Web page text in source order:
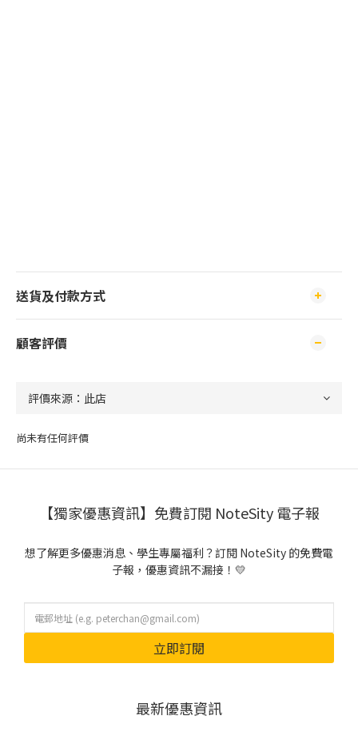
送貨及付款方式
顧客評價
尚未有任何評價
【獨家優惠資訊】免費訂閱 NoteSity 電子報
想了解更多優惠消息、學生專屬福利？訂閱 NoteSity 的免費電
子報，優惠資訊不漏接！💛
立即訂閱
最新優惠資訊